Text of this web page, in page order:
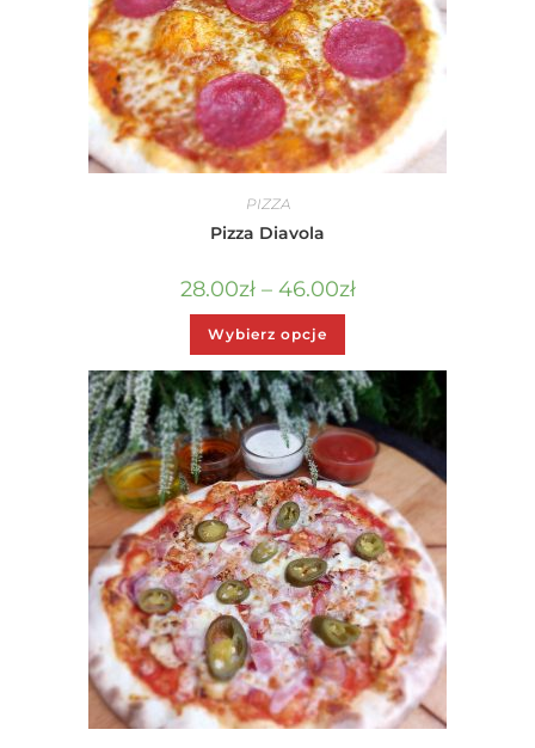
PIZZA
Pizza Diavola
28.00zł – 46.00zł
Wybierz opcje